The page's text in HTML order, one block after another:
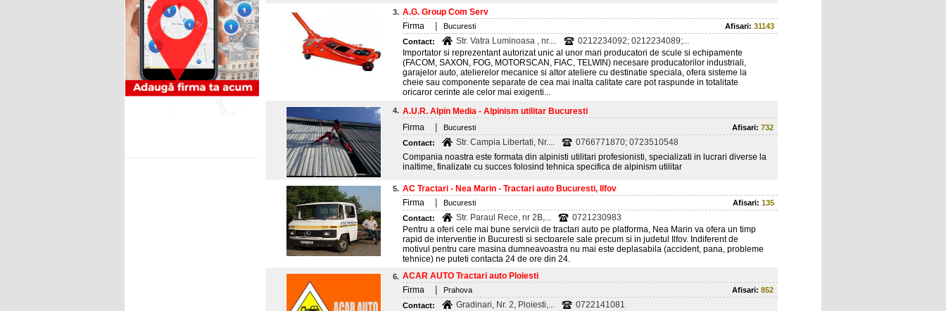
3. A.G. Group Com Serv
Firma
Bucuresti Afisari: 31143
Contact:
Str. Vatra Luminoasa , nr....
0212234092; 0212234089;...
Importator si reprezentant autorizat unic al unor mari producatori de scule si echipamente
(FACOM, SAXON, FOG, MOTORSCAN, FIAC, TELWIN) necesare producatorilor industriali,
garajelor auto, atelierelor mecanice si altor ateliere cu destinatie speciala, ofera sisteme la
cheie sau componente separate de cea mai inalta calitate care pot raspunde in totalitate
oricaror cerinte ale celor mai exigenti...
4. A.U.R. Alpin Media - Alpinism utilitar Bucuresti
Firma
Bucuresti Afisari: 732
Contact:
Str. Campia Libertati, Nr....
0766771870; 0723510548
Compania noastra este formata din alpinisti utilitari profesionisti, specializati in lucrari diverse la
inaltime, finalizate cu succes folosind tehnica specifica de alpinism utilitar
5. AC Tractari - Nea Marin - Tractari auto Bucuresti, Ilfov
Firma
Bucuresti Afisari: 135
Contact:
Str. Paraul Rece, nr 2B,...
0721230983
Pentru a oferi cele mai bune servicii de tractari auto pe platforma, Nea Marin va ofera un timp
rapid de interventie in Bucuresti si sectoarele sale precum si in judetul Ilfov. Indiferent de
motivul pentru care masina dumneavoastra nu mai este deplasabila (accident, pana, probleme
tehnice) ne puteti contacta 24 de ore din 24.
6. ACAR AUTO Tractari auto Ploiesti
Firma
Prahova Afisari: 852
Contact:
Gradinari, Nr. 2, Ploiesti,...
0722141081